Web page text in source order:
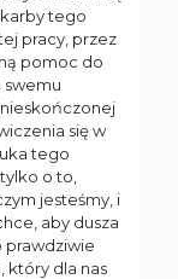
tego
pracy, przez
pomoc do
swemu
się w
tego
o to,
jesteśmy, i
aby dusza
prawdziwie
który dla nas